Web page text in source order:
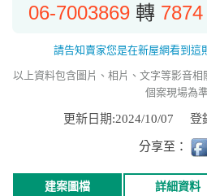
06-7003869 轉 7874
請告知賣家您是在新屋網看到這
以上資料包含圖片、相片、文字等影音
個案現場為
更新日期:2024/10/07 登
分享至：
建案圖檔 詳細資料